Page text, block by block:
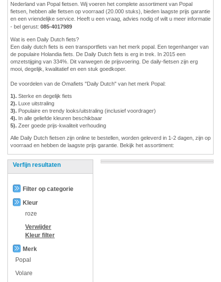
Nederland van Popal fietsen. Wij voeren het complete assortiment van Popal
fietsen, hebben alle fietsen op voorraad (20.000 stuks), bieden laagste prijs garantie
en een vriendelijke service. Heeft u een vraag, advies nodig of wilt u meer informatie
- bel gerust: 085-4017989
Wat is een Daily Dutch fiets?
Een daily dutch fiets is een transportfiets van het merk popal. Een tegenhanger van
de populaire Holandia fiets. De Daily Dutch fiets is erg in trek. In 2015 een
omzetstijging van 334%. Dit vanwegen de prijsvoering. De daily-fietsen zijn erg
mooi, degelijk, kwalitatief en een stuk goedkoper.
De voordelen van de Omafiets "Daily Dutch" van het merk Popal:
1). Sterke en degelijk fiets
2). Luxe uitstraling
3). Populaire en trendy looks/uitstraling (inclusief voordrager)
4). In alle geliefde kleuren beschikbaar
5). Zeer goede prijs-kwaliteit verhouding
Alle Daily Dutch fietsen zijn online te bestellen, worden geleverd in 1-2 dagen, zijn op
voorraad en hebben de laagste prijs garantie. Bekijk het assortiment:
Verfijn resultaten
Filter op categorie
Kleur
roze
Verwijder
Kleur filter
Merk
Popal
Volare